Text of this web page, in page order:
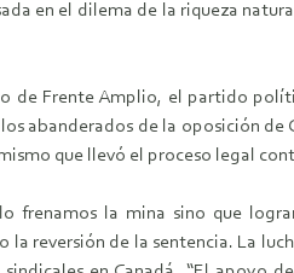
en el dilema de la riqueza
Frente Amplio, el partido
abanderados de la oposición
que llevó el proceso legal
la mina sino que
reversión de la sentencia. La